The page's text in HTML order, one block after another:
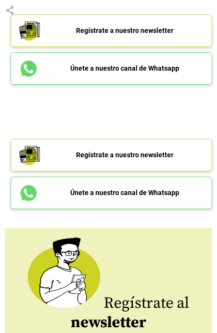
share
Regístrate a nuestro newsletter
Únete a nuestro canal de Whatsapp
Regístrate a nuestro newsletter
Únete a nuestro canal de Whatsapp
Regístrate al
newsletter